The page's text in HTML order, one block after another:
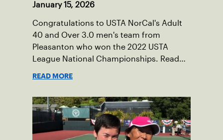
January 15, 2026
Congratulations to USTA NorCal's Adult
40 and Over 3.0 men's team from
Pleasanton who won the 2022 USTA
League National Championships. Read
READ MORE